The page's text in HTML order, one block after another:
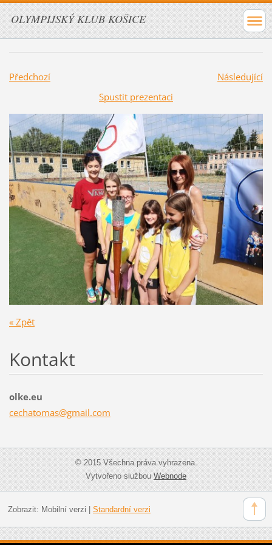
OLYMPIJSKÝ KLUB KOŠICE
Předchozí
Následující
Spustit prezentaci
« Zpět
Kontakt
olke.eu
cechatomas@gmail.com
© 2015 Všechna práva vyhrazena.
Vytvořeno službouWebnode
Zobrazit: Mobilní verzi Standardní verzi